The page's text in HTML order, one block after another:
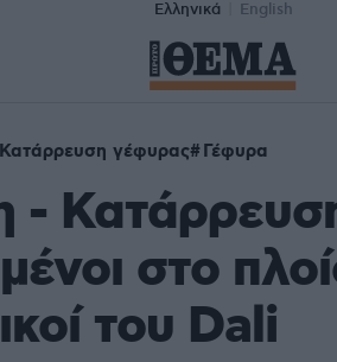
Ελληνικά English
Κατάρρευση γέφυρας Γέφυρα
-
στο
του Dali